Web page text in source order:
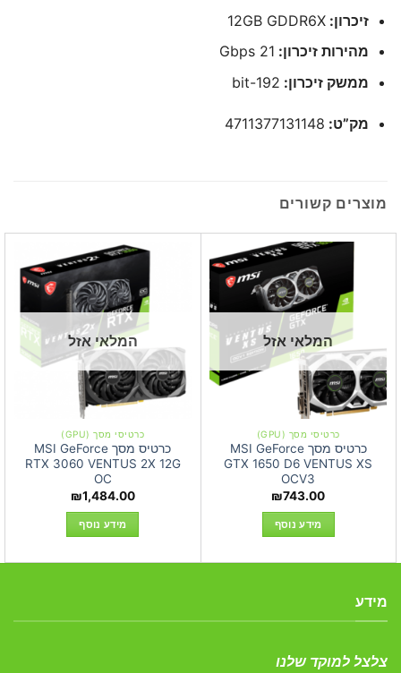
זיכרון: 12GB GDDR6X
מהירות זיכרון: 21 Gbps
ממשק זיכרון: 192-bit
מק”ט: 4711377131148
מוצרים קשורים
המלאי אזל
כרטיסי מסך (GPU)
כרטיס מסך MSI GeForce
GTX 1650 D6 VENTUS XS
OCV3
₪743.00
מידע נוסף
המלאי אזל
כרטיסי מסך (GPU)
כרטיס מסך MSI GeForce
RTX 3060 VENTUS 2X 12G
OC
₪1,484.00
מידע נוסף
מידע
צלצל למוקד שלנו